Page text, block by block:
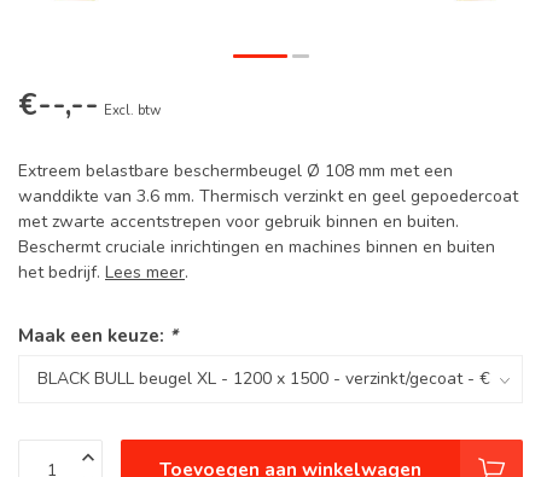
€--,-- Excl. btw
Extreem belastbare beschermbeugel Ø 108 mm met een
wanddikte van 3.6 mm. Thermisch verzinkt en geel gepoedercoat
met zwarte accentstrepen voor gebruik binnen en buiten.
Beschermt cruciale inrichtingen en machines binnen en buiten
het bedrijf. Lees meer.
Maak een keuze: *
Toevoegen aan winkelwagen